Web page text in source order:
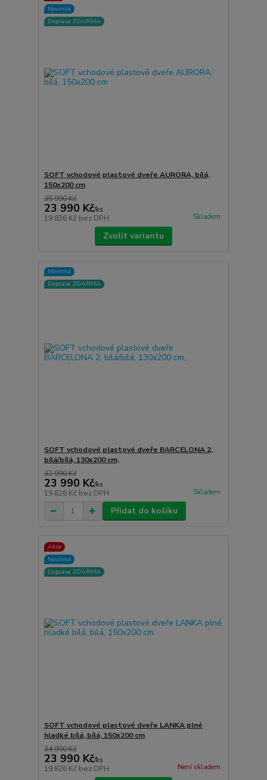
Novinka
Doprava ZDARMA
SOFT vchodové plastové dveře AURORA, bílá,
150x200 cm
35 990 Kč
23 990 Kč/ks
19 826 Kč bez DPH Skladem
Zvolit variantu
Novinka
Doprava ZDARMA
SOFT vchodové plastové dveře BARCELONA 2,
bílá/bílá, 130x200 cm,
32 990 Kč
23 990 Kč/ks
19 826 Kč bez DPH Skladem
Přidat do košíku
Akce
Novinka
Doprava ZDARMA
SOFT vchodové plastové dveře LANKA plné
hladké bílá, bílá, 150x200 cm
34 990 Kč
23 990 Kč/ks
19 826 Kč bez DPH Není skladem